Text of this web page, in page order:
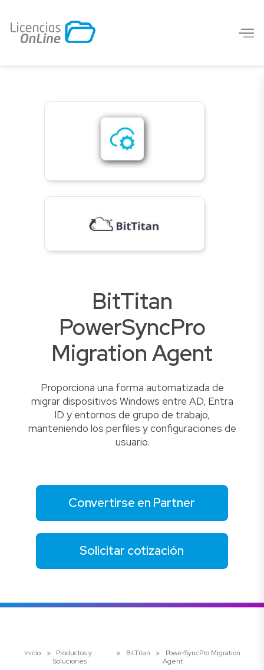
BitTitan
PowerSyncPro
Migration Agent
Proporciona una forma automatizada de
migrar dispositivos Windows entre AD, Entra
ID y entornos de grupo de trabajo,
manteniendo los perfiles y configuraciones de
usuario.
Convertirse en Partner
Solicitar cotización
Inicio »
Productos y
Soluciones
» BitTitan »
PowerSyncPro Migration
Agent